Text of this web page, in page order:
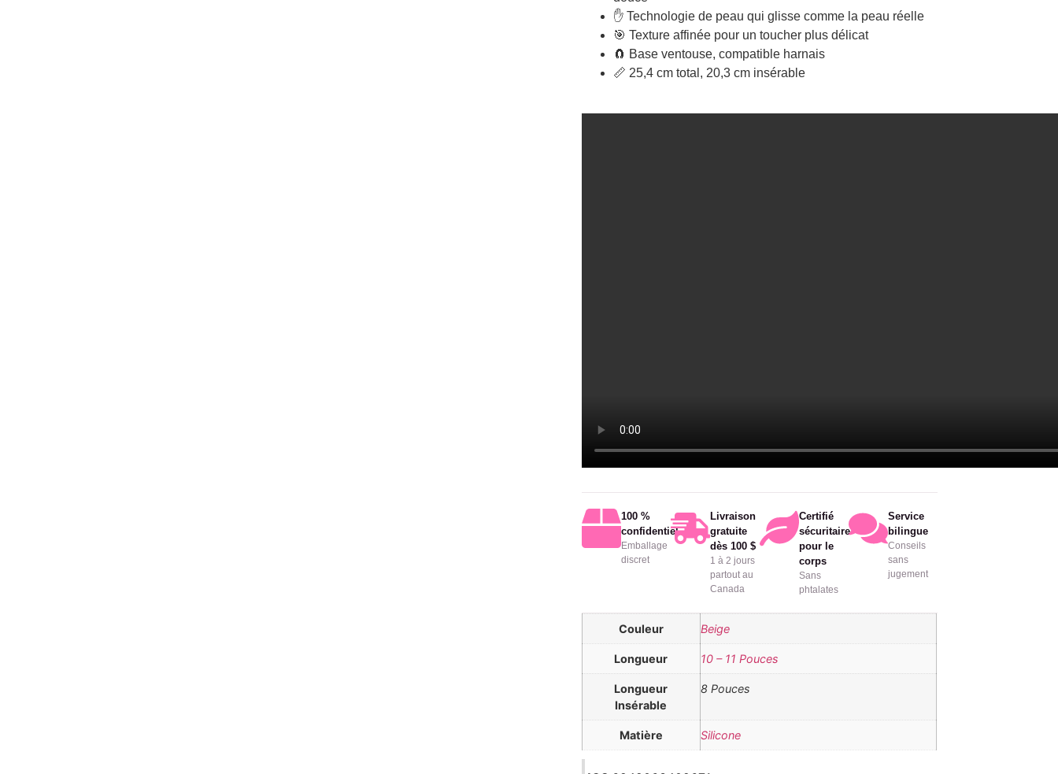
✋ Technologie de peau qui glisse comme la peau réelle
🎯 Texture affinée pour un toucher plus délicat
🧲 Base ventouse, compatible harnais
📏 25,4 cm total, 20,3 cm insérable
100 %
confidentiel
Emballage
discret
Livraison
gratuite
dès 100 $
1 à 2 jours
partout au
Canada
Certifié
sécuritaire
pour le
corps
Sans
phtalates
Service
bilingue
Conseils
sans
jugement
Couleur Beige
Longueur 10 – 11 Pouces
Longueur
Insérable
8 Pouces
Matière Silicone